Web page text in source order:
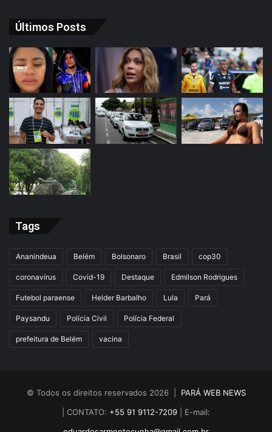
Últimos Posts
Tags
Ananindeua Belém Bolsonaro Brasil cop30
coronavírus Covid-19 Destaque Edmilson Rodrigues
Futebol paraense Helder Barbalho Lula Pará
Paysandu Polícia Civil Polícia Federal
prefeitura de Belém vacina
© Todos os direitos reservados 2026 | PARÁ WEB NEWS
| CONTATO: +55 91 9112-7209 | E-mail: